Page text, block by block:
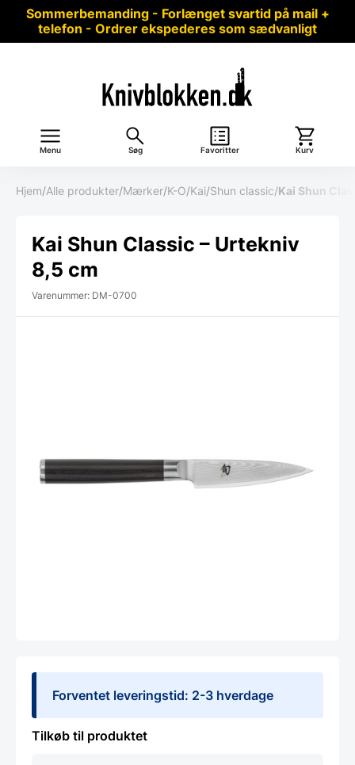
Sommerbemanding - Forlænget svartid på mail +
telefon - Ordrer ekspederes som sædvanligt
Menu Søg Favoritter Kurv
Hjem/Alle produkter/Mærker/K-O/Kai/Shun classic/Kai Shun
Kai Shun Classic – Urtekniv
8,5 cm
Varenummer: DM-0700
Forventet leveringstid: 2-3 hverdage
Tilkøb til produktet